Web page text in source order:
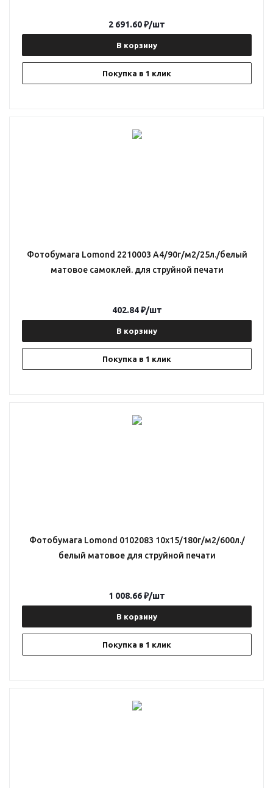
В корзину
Покупка в 1 клик
2 691.60₽/шт
Фотобумага Lomond 2210003 A4/90г/м2/25л./белый
матовое самоклей. для струйной печати
В корзину
Покупка в 1 клик
402.84₽/шт
Фотобумага Lomond 0102083 10x15/180г/м2/600л./
белый матовое для струйной печати
В корзину
Покупка в 1 клик
1 008.66₽/шт